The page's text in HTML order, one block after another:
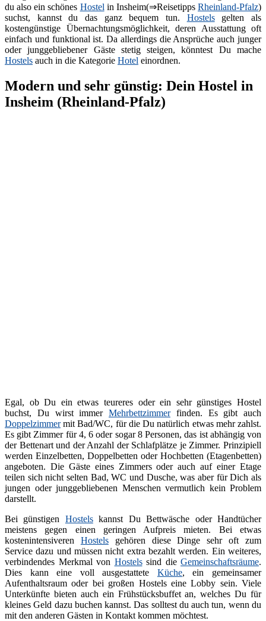
du also ein schönes Hostel in Insheim(⇒ReisetippsRheinland-Pfalz)
suchst, kannst du das ganz bequem tun. Hostelsgelten als
kostengünstige Übernachtungsmöglichkeit, deren Ausstattung oft
einfach und funktional ist. Da allerdings die Ansprüche auch junger
oder junggebliebener Gäste stetig steigen, könntest Du mache
Hostels auch in die Kategorie Hotel einordnen.
Modern und sehr günstig: Dein Hostel in
Insheim (Rheinland-Pfalz)
Egal, ob Du ein etwas teureres oder ein sehr günstiges Hostel
buchst, Du wirst immer Mehrbettzimmerfinden. Es gibt auch
Doppelzimmermit Bad/WC, für die Du natürlich etwas mehr zahlst.
Es gibt Zimmer für 4, 6 oder sogar 8 Personen, das ist abhängig von
der Bettenart und der Anzahl der Schlafplätze je Zimmer. Prinzipiell
werden Einzelbetten, Doppelbetten oder Hochbetten (Etagenbetten)
angeboten. Die Gäste eines Zimmers oder auch auf einer Etage
teilen sich nicht selten Bad, WC und Dusche, was aber für Dich als
jungen oder junggebliebenen Menschen vermutlich kein Problem
darstellt.
Bei günstigen Hostelskannst Du Bettwäsche oder Handtücher
meistens gegen einen geringen Aufpreis mieten. Bei etwas
kostenintensiveren Hostelsgehören diese Dinge sehr oft zum
Service dazu und müssen nicht extra bezahlt werden. Ein weiteres,
verbindendes Merkmal von Hostelssind die Gemeinschaftsräume.
Dies kann eine voll ausgestattete Küche, ein gemeinsamer
Aufenthaltsraum oder bei großen Hostels eine Lobby sein. Viele
Unterkünfte bieten auch ein Frühstücksbuffet an, welches Du für
kleines Geld dazu buchen kannst. Das solltest du auch tun, wenn du
mit den anderen Gästen in Kontakt kommen möchtest.